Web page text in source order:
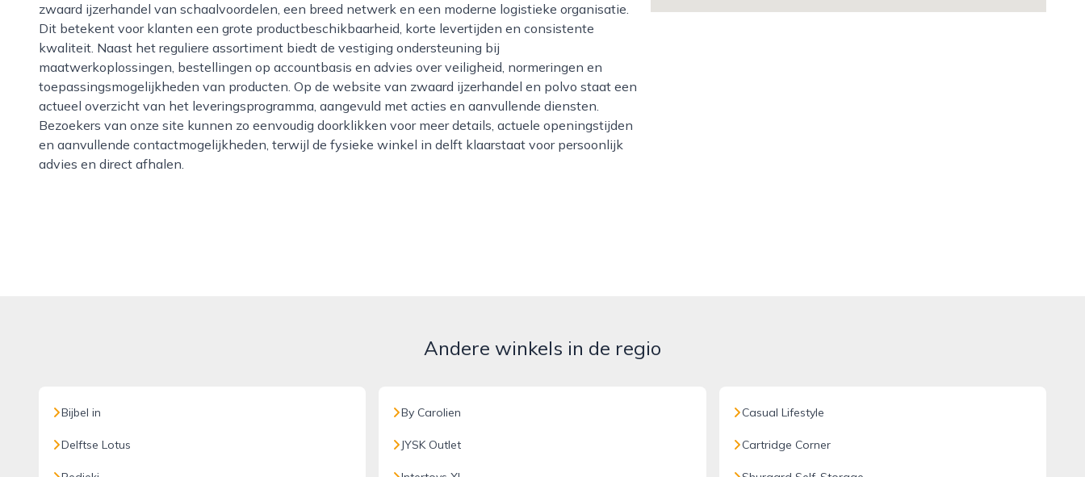
zwaard ijzerhandel van schaalvoordelen, een breed netwerk en een moderne logistieke organisatie.
Dit betekent voor klanten een grote productbeschikbaarheid, korte levertijden en consistente
kwaliteit. Naast het reguliere assortiment biedt de vestiging ondersteuning bij
maatwerkoplossingen, bestellingen op accountbasis en advies over veiligheid, normeringen en
toepassingsmogelijkheden van producten. Op de website van zwaard ijzerhandel en polvo staat een
actueel overzicht van het leveringsprogramma, aangevuld met acties en aanvullende diensten.
Bezoekers van onze site kunnen zo eenvoudig doorklikken voor meer details, actuele openingstijden
en aanvullende contactmogelijkheden, terwijl de fysieke winkel in delft klaarstaat voor persoonlijk
advies en direct afhalen.
Andere winkels in de regio
Bijbel in
Delftse Lotus
By Carolien
JYSK Outlet
Casual Lifestyle
Cartridge Corner